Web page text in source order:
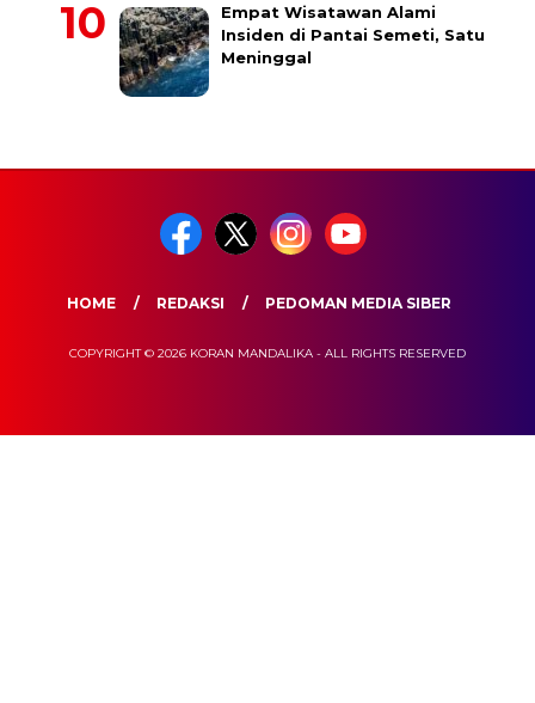
Empat Wisatawan Alami
Insiden di Pantai Semeti, Satu
Meninggal
HOME REDAKSI PEDOMAN MEDIA SIBER
COPYRIGHT © 2026 KORAN MANDALIKA - ALL RIGHTS RESERVED